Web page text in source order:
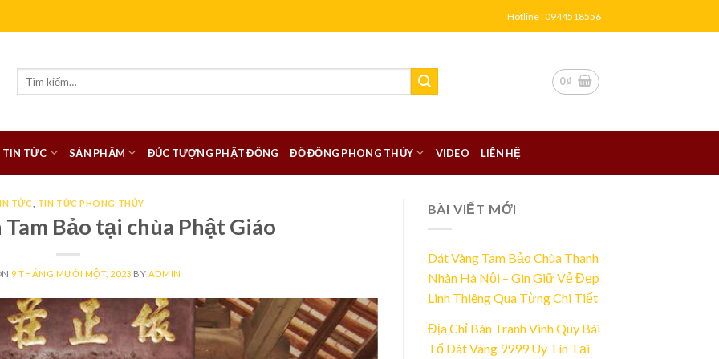
Hotline : 0944518556
0₫
TIN TỨC SẢN PHẨM ĐÚC TƯỢNG PHẬT ĐỒNG ĐỒ ĐỒNG PHONG THỦY VIDEO LIÊN HỆ
TỨC TIN TỨC PHONG THỦY
Bảo tại chùa Phật Giáo
9 THÁNG MƯỜI MỘT, 2023 BY ADMIN
BÀI VIẾT MỚI
Dát Vàng Tam Bảo Chùa Thanh
Nhàn Hà Nội – Gìn Giữ Vẻ Đẹp
Linh Thiêng Qua Từng Chi Tiết
Địa Chỉ Bán Tranh Vinh Quy Bái
Tổ Dát Vàng 9999 Uy Tín Tại